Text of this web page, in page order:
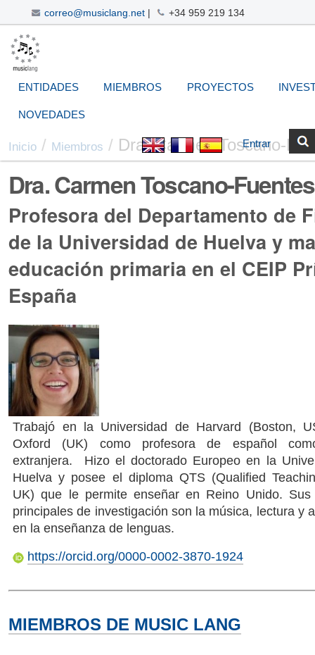
correo@musiclang.net| +34 959 219 134
Cambiar
a
contenido.
Navegación
ENTIDADES MIEMBROS PROYECTOS
NOVEDADES
Entrar
Inicio / Miembros / Dra. Carmen Toscano-
Dra. Carmen Toscano-Fuentes
Profesora del Departamento de
de la Universidad de Huelva y
educación primaria en el CEIP
España
Trabajó en la Universidad de Harvard (Boston,
Oxford (UK) como profesora de español
extranjera. Hizo el doctorado Europeo en la
Huelva y posee el diploma QTS (Qualified
UK) que le permite enseñar en Reino Unido. Sus
principales de investigación son la música, lectura y
en la enseñanza de lenguas.
https://orcid.org/0000-0002-3870-1924
MIEMBROS DE MUSIC LANG